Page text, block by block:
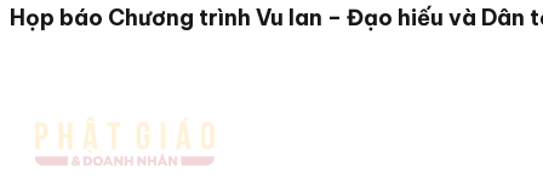
Họp báo Chương trình Vu lan – Đạo hiếu và Dân